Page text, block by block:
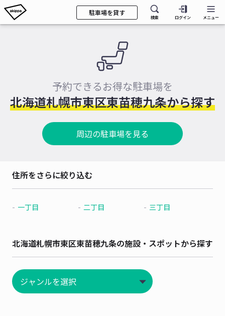
駐車場を貸す
検索 ログイン メニュー
予約できるお得な駐車場を
北海道札幌市東区東苗穂九条から探す
周辺の駐車場を見る
住所をさらに絞り込む
一丁目 二丁目 三丁目
北海道札幌市東区東苗穂九条の施設・スポットから探す